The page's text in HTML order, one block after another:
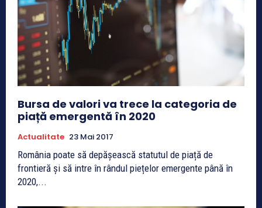
Bursa de valori va trece la categoria de
piață emergentă în 2020
Actualitate 23 Mai 2017
România poate să depășească statutul de piață de
frontieră și să intre în rândul piețelor emergente până în
2020,...